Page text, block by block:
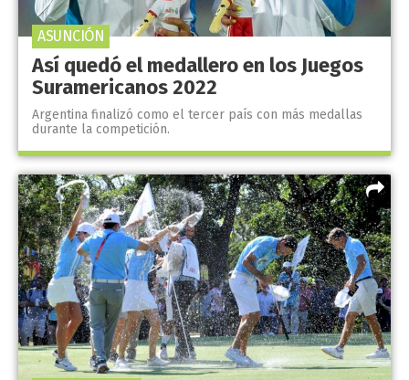
Así quedó el medallero en los Juegos
Suramericanos 2022
Argentina finalizó como el tercer país con más medallas
durante la competición.
ASUNCIÓN